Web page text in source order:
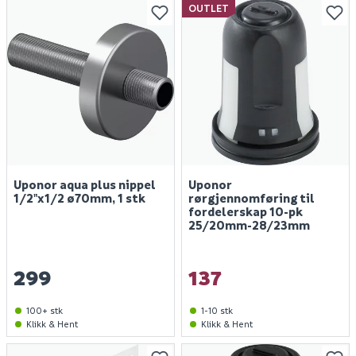
Uponor aqua plus nippel
1/2"x1/2 ø70mm, 1 stk
299
100+ stk
Klikk & Hent
OUTLET
Uponor
rørgjennomføring til
fordelerskap 10-pk
25/20mm-28/23mm
137
1-10 stk
Klikk & Hent